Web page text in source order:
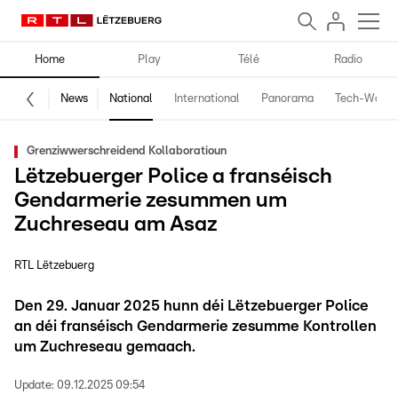
Home Play Télé Radio
News National International Panorama Tech-World
Grenziwwerschreidend Kollaboratioun
Lëtzebuerger Police a franséisch
Gendarmerie zesummen um
Zuchreseau am Asaz
RTL Lëtzebuerg
Den 29. Januar 2025 hunn déi Lëtzebuerger Police
an déi franséisch Gendarmerie zesumme Kontrollen
um Zuchreseau gemaach.
Update: 09.12.2025 09:54